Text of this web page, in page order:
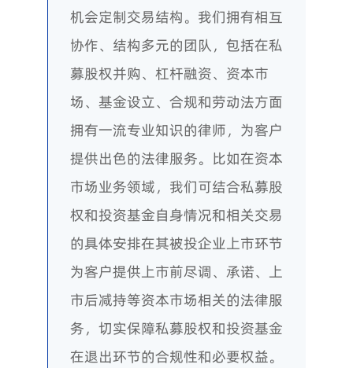
机会定制交易结构。我们拥有相互
协作、结构多元的团队，包括在私
募股权并购、杠杆融资、资本市
场、基金设立、合规和劳动法方面
拥有一流专业知识的律师，为客户
提供出色的法律服务。比如在资本
市场业务领域，我们可结合私募股
权和投资基金自身情况和相关交易
的具体安排在其被投企业上市环节
为客户提供上市前尽调、承诺、上
市后减持等资本市场相关的法律服
务，切实保障私募股权和投资基金
在退出环节的合规性和必要权益。